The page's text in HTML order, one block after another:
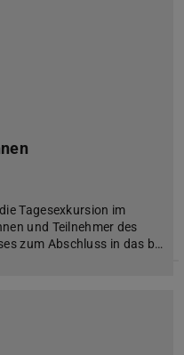
Tagesexkursion im
und Teilnehmer des
zum Abschluss in das b…